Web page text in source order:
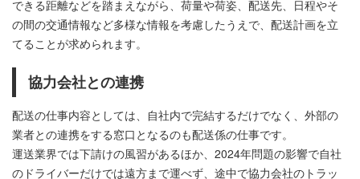
できる距離などを踏まえながら、荷量や荷姿、配送先、日程やそ
の間の交通情報など多様な情報を考慮したうえで、配送計画を立
てることが求められます。
協力会社との連携
配送の仕事内容としては、自社内で完結するだけでなく、外部の
業者との連携をする窓口となるのも配送係の仕事です。
運送業界では下請けの風習があるほか、2024年問題の影響で自社
のドライバーだけでは遠方まで運べず、途中で協力会社のトラッ